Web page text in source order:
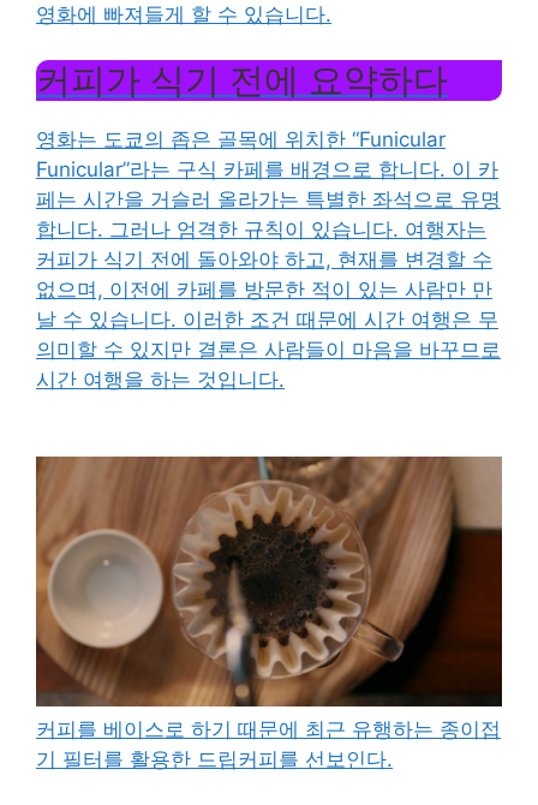
영화에 빠져들게 할 수 있습니다.
커피가 식기 전에 요약하다
영화는 도쿄의 좁은 골목에 위치한 “Funicular
Funicular”라는 구식 카페를 배경으로 합니다. 이 카
페는 시간을 거슬러 올라가는 특별한 좌석으로 유명
합니다. 그러나 엄격한 규칙이 있습니다. 여행자는
커피가 식기 전에 돌아와야 하고, 현재를 변경할 수
없으며, 이전에 카페를 방문한 적이 있는 사람만 만
날 수 있습니다. 이러한 조건 때문에 시간 여행은 무
의미할 수 있지만 결론은 사람들이 마음을 바꾸므로
시간 여행을 하는 것입니다.
커피를 베이스로 하기 때문에 최근 유행하는 종이접
기 필터를 활용한 드립커피를 선보인다.